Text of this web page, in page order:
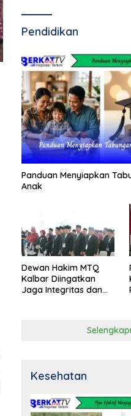
Pendidikan
Panduan Menyiapkan
Anak
Dewan Hakim MTQ
Kalbar Diingatkan
Jaga Integritas dan
Kesehatan